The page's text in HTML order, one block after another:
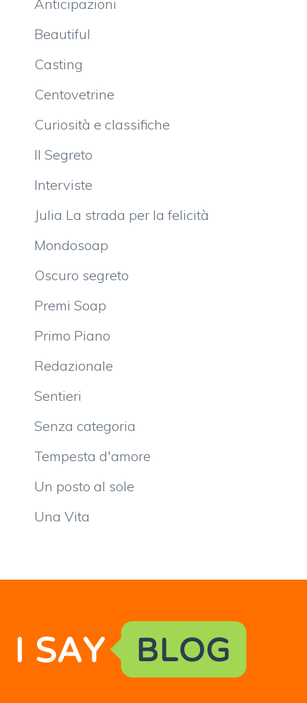
Anticipazioni
Beautiful
Casting
Centovetrine
Curiosità e classifiche
Il Segreto
Interviste
Julia La strada per la felicità
Mondosoap
Oscuro segreto
Premi Soap
Primo Piano
Redazionale
Sentieri
Senza categoria
Tempesta d'amore
Un posto al sole
Una Vita